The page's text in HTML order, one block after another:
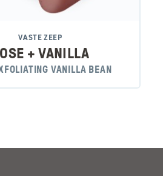
VASTE ZEEP
+ VANILLA
VANILLA BEAN